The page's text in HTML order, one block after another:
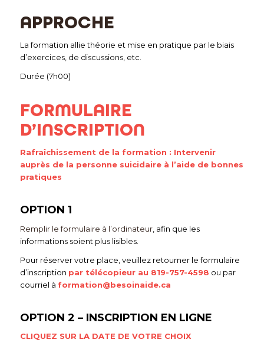
APPROCHE
La formation allie théorie et mise en pratique par le biais
d’exercices, de discussions, etc.
Durée (7h00)
FORMULAIRE
D’INSCRIPTION
Rafraîchissement de la formation : Intervenir
auprès de la personne suicidaire à l’aide de bonnes
pratiques
OPTION 1
Remplir le formulaire à l’ordinateur, afin que les
informations soient plus lisibles.
Pour réserver votre place, veuillez retourner le formulaire
d’inscription par télécopieur au 819-757-4598 ou par
courriel à formation@besoinaide.ca
OPTION 2 – INSCRIPTION EN LIGNE
CLIQUEZ SUR LA DATE DE VOTRE CHOIX